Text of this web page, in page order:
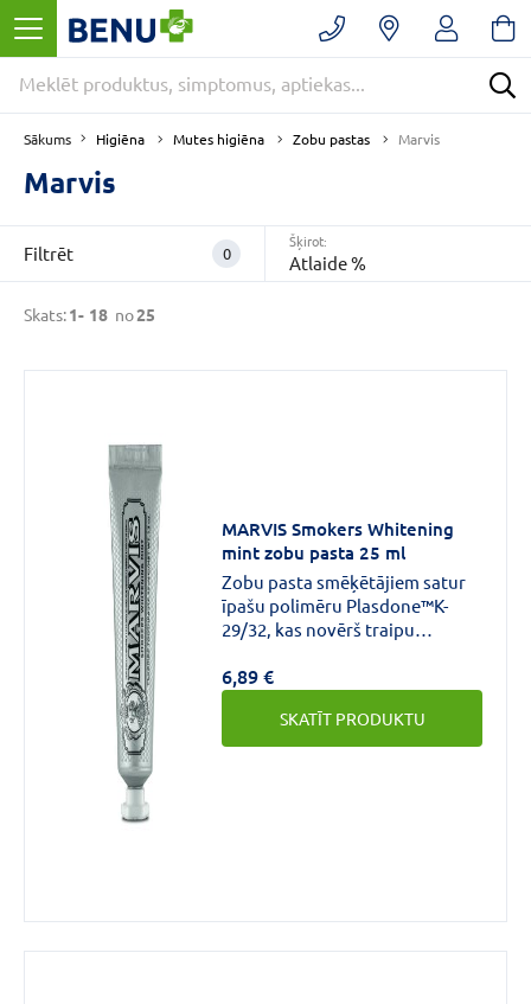
Sākums Higiēna Mutes higiēna Zobu pastas Marvis
FiltrētNoņemt
filtrus
Kategorijas
APTIEKA
(25)
Higiēna
€ līdz €
Marvis
Skats:1- 18 no25
Filtrēt 0
Šķirot:
Atlaide %
MARVIS Smokers Whitening
mint zobu pasta 25 ml
Zobu pasta smēķētājiem satur
īpašu polimēru Plasdone™K-
29/32, kas novērš traipu
komponents ļauj noņemt no
zoba virsmas vielas ar krāsojošu
aktivitāti (piemēram, kafijas,
tējas, vīna polifenolus.). Marvis
6,89 €
SKATĪT PRODUKTU